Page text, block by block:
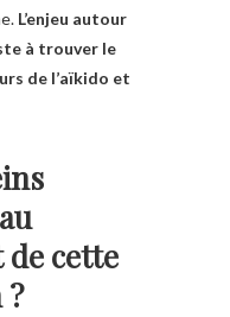
L’enjeu autour
à trouver le
de l’aïkido et
cette